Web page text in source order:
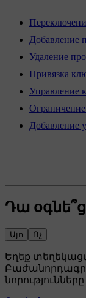
Добавление
Удаление
Привязка
Управление
Добавление
Դա
Այո Ոչ